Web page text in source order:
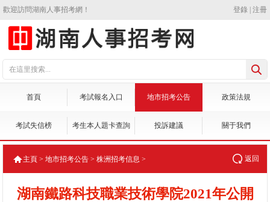
歡迎訪問湖南人事招考網！ 登錄 注冊
首頁 考試報名入口 地市招考公告 政策法規
考試失信榜 考生本人題卡查詢 投訴建議 關于我們
返回
主頁 >地市招考公告 >株洲招考信息 >
湖南鐵路科技職業技術學院2021年公開